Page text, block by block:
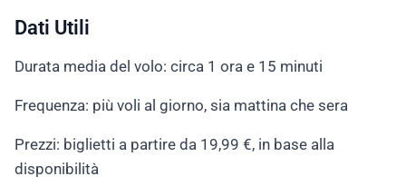
Dati Utili
Durata media del volo: circa 1 ora e 15 minuti
Frequenza: più voli al giorno, sia mattina che sera
Prezzi: biglietti a partire da 19,99 €, in base alla
disponibilità